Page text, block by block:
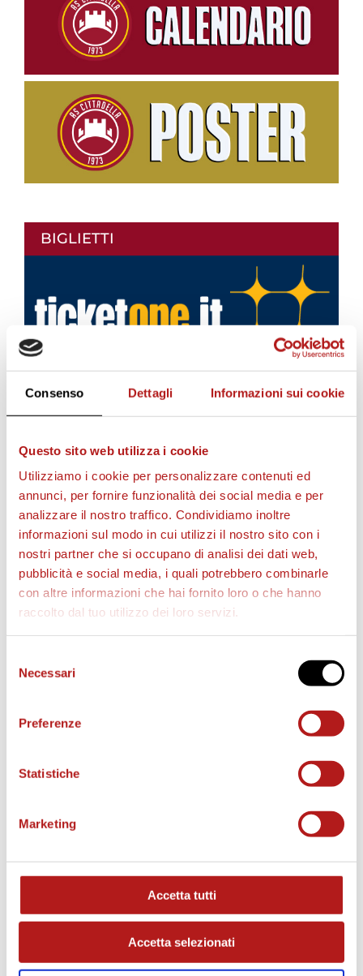
Consenso Dettagli Informazioni sui cookie
Questo sito web utilizza i cookie
Utilizziamo i cookie per personalizzare contenuti ed
annunci, per fornire funzionalità dei social media e per
analizzare il nostro traffico. Condividiamo inoltre
informazioni sul modo in cui utilizzi il nostro sito con i
nostri partner che si occupano di analisi dei dati web,
pubblicità e social media, i quali potrebbero combinarle
con altre informazioni che hai fornito loro o che hanno
raccolto dal tuo utilizzo dei loro servizi.
delNecessari
Preferenze
Statistiche
Marketing
Accetta tutti
Accetta selezionati
BIGLIETTI
AS CITTADELLA STORE